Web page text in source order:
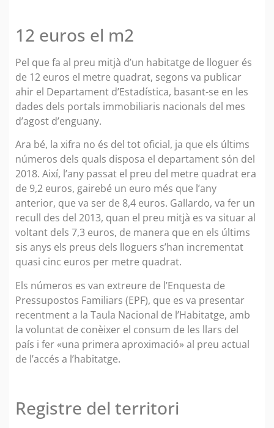
12 euros el m2
Pel que fa al preu mitjà d’un habitatge de lloguer és
de 12 euros el metre quadrat, segons va publicar
ahir el Departament d’Estadística, basant-se en les
dades dels portals immobiliaris nacionals del mes
d’agost d’enguany.
Ara bé, la xifra no és del tot oficial, ja que els últims
números dels quals disposa el departament són del
2018. Així, l’any passat el preu del metre quadrat era
de 9,2 euros, gairebé un euro més que l’any
anterior, que va ser de 8,4 euros. Gallardo, va fer un
recull des del 2013, quan el preu mitjà es va situar al
voltant dels 7,3 euros, de manera que en els últims
sis anys els preus dels lloguers s’han incrementat
quasi cinc euros per metre quadrat.
Els números es van extreure de l’Enquesta de
Pressupostos Familiars (EPF), que es va presentar
recentment a la Taula Nacional de l’Habitatge, amb
la voluntat de conèixer el consum de les llars del
país i fer «una primera aproximació» al preu actual
de l’accés a l’habitatge.
Registre del territori